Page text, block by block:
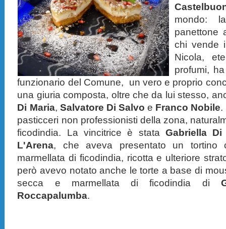
mondo:
panettone
chi vende
Nicola,
profumi,
funzionario del Comune, un vero e proprio
una giuria composta, oltre che da lui stesso,
Di Maria, Salvatore Di Salvo e Franco Nobile.
pasticceri non professionisti della zona,
ficodindia. La vincitrice è stata Gabriella
L'Arena, che aveva presentato un tortino
marmellata di ficodindia, ricotta e ulteriore
però avevo notato anche le torte a base di
secca e marmellata di ficodindia di
Roccapalumba.